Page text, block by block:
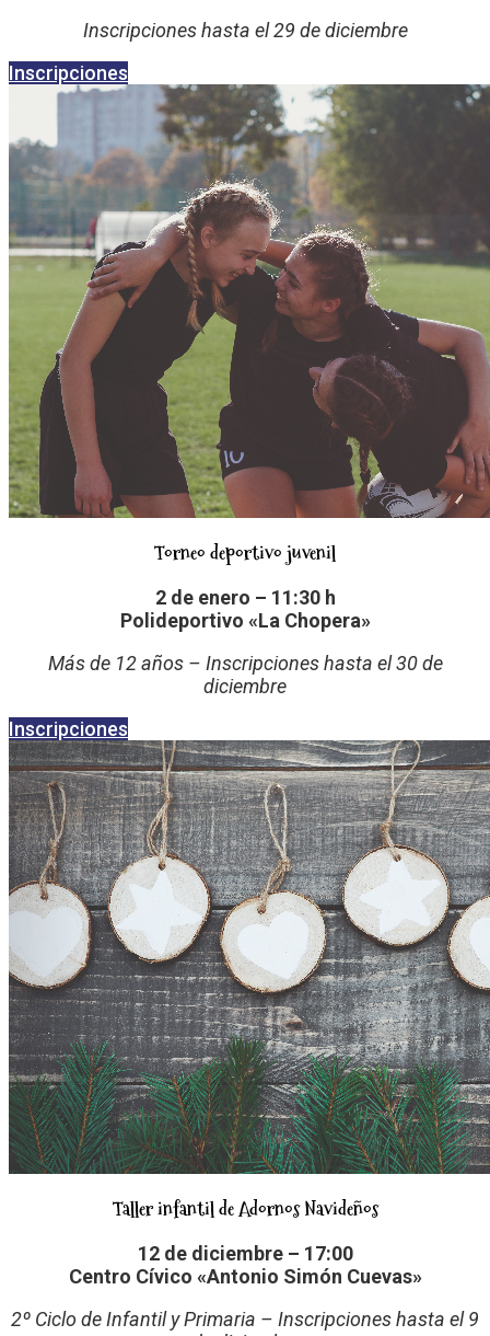
Inscripciones hasta el 29 de diciembre
Inscripciones
Torneo deportivo juvenil
2 de enero – 11:30 h
Polideportivo «La Chopera»
Más de 12 años – Inscripciones hasta el 30 de
diciembre
Inscripciones
Taller infantil de Adornos Navideños
12 de diciembre – 17:00
Centro Cívico «Antonio Simón Cuevas»
2º Ciclo de Infantil y Primaria – Inscripciones hasta el 9